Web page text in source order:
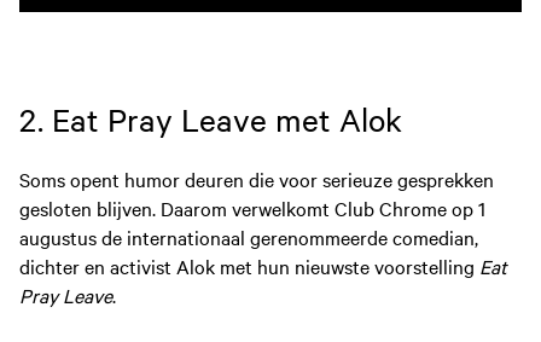
2. Eat Pray Leave met Alok
Soms opent humor deuren die voor serieuze gesprekken
gesloten blijven. Daarom verwelkomt Club Chrome op 1
augustus de internationaal gerenommeerde comedian,
dichter en activist Alok met hun nieuwste voorstelling Eat
Pray Leave.